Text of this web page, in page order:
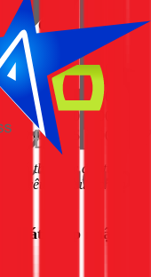
Đơn Giá
(VNĐ/máy)
150.000 - 250.000
350.000 - 550.000
150.000 - 300.000
250.000 - 450.000
có thể thay đổi tùy
yêu cầu sửa chữa
Mát (Cập nhật